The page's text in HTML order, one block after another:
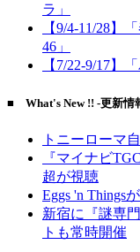
ラ」
【9/4-11/28
46」
【7/22-9/17】
■ What's New !! -更新情
トニーローマ
『マイナビ
超が視聴
Eggs 'n Things
新宿に『謎専
トも常時開催